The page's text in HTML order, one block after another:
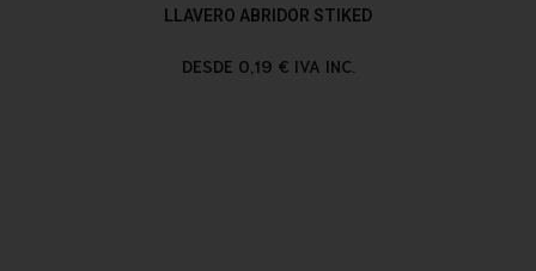
LLAVERO ABRIDOR STIKED
DESDE 0,19 € IVA INC.